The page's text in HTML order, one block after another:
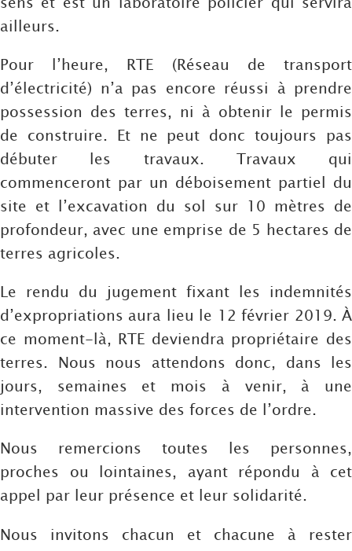
ailleurs.
Pour l’heure, RTE (Réseau de transport
d’électricité) n’a pas encore réussi à prendre
possession des terres, ni à obtenir le permis
de construire. Et ne peut donc toujours pas
débuter les travaux. Travaux qui
commenceront par un déboisement partiel du
site et l’excavation du sol sur 10 mètres de
profondeur, avec une emprise de 5 hectares de
terres agricoles.
Le rendu du jugement fixant les indemnités
d’expropriations aura lieu le 12 février 2019. À
ce moment-là, RTE deviendra propriétaire des
terres. Nous nous attendons donc, dans les
jours, semaines et mois à venir, à une
intervention massive des forces de l’ordre.
Nous remercions toutes les personnes,
proches ou lointaines, ayant répondu à cet
appel par leur présence et leur solidarité.
Nous invitons chacun et chacune à rester